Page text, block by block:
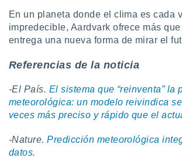
En un planeta donde el clima es cada
impredecible, Aardvark ofrece más
entrega una nueva forma de mirar el
Referencias de la noticia
-El País. El sistema que “reinventa” la
meteorológica: un modelo reivindica
veces más preciso y rápido que el
-Nature.Predicción meteorológica
datos.